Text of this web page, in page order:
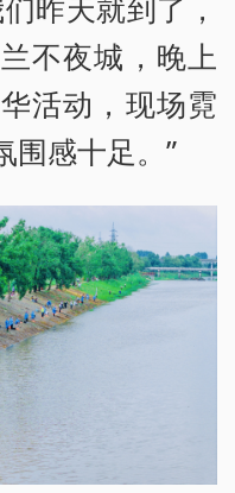
昨天就到了，
不夜城，晚上
活动，现场霓
围感十足。”